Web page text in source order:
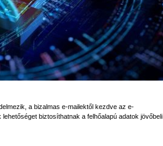
a bizalmas e-mailektől kezdve az e-
biztosíthatnak a felhőalapú adatok jövőbeli